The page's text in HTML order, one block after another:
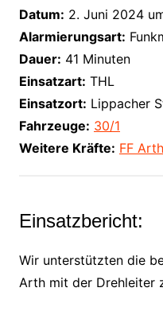
Datum: 2. Juni 2024
Alarmierungsart:
Dauer: 41 Minuten
Einsatzart: THL
Einsatzort: Lippacher
Fahrzeuge: 30/1
Weitere Kräfte: FF Arth
Einsatzbericht:
Wir unterstützten die
Arth mit der Drehleiter